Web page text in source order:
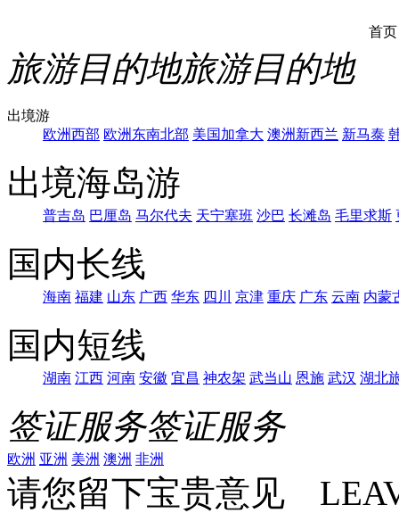
首页
旅游目的地旅游目的地
出境游
欧洲西部 欧洲东南北部 美国加拿大 澳洲新西兰 新马泰
出境海岛游
普吉岛 巴厘岛 马尔代夫 天宁塞班 沙巴 长滩岛 毛里求斯
国内长线
海南 福建 山东 广西 华东 四川 京津 重庆 广东 云南 内蒙
国内短线
湖南 江西 河南 安徽 宜昌 神农架 武当山 恩施 武汉 湖北
签证服务签证服务
欧洲 亚洲 美洲 澳洲 非洲
请您留下宝贵意见